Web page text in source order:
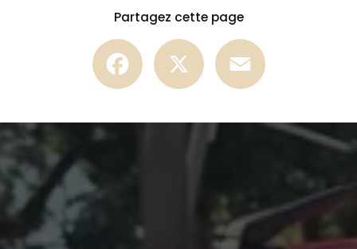
Partagez cette page
Facebook